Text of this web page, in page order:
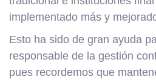
implementado más y
Esto ha sido de gran ayuda
responsable de la gestión
pues recordemos que